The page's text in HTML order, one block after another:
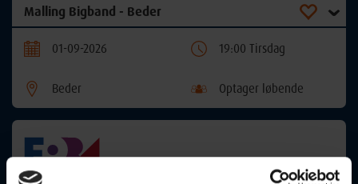
Malling Bigband - Beder
01-09-2026 19:00 Tirsdag
Beder Optager løbende